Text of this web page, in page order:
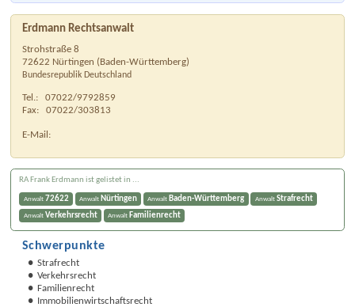
Erdmann Rechtsanwalt
Strohstraße 8
72622 Nürtingen (Baden-Württemberg)
Bundesrepublik Deutschland
Tel.:
07022/9792859
Fax:
07022/303813
E-Mail:
RA Frank Erdmann ist gelistet in ...
Anwalt 72622 Anwalt Nürtingen Anwalt Baden-Württemberg Anwalt Strafrecht
Anwalt Verkehrsrecht Anwalt Familienrecht
Schwerpunkte
Strafrecht
Verkehrsrecht
Familienrecht
Immobilienwirtschaftsrecht